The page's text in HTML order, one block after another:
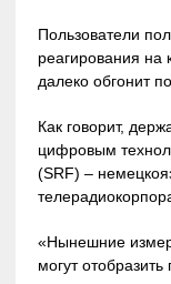
Пользователи
реагирования на
далеко обгонит
Как говорит,
цифровым
(SRF) –
«Нынешние
могут